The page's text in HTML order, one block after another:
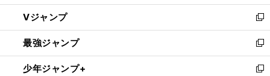
ウ
ィ
ン
ド
ウ
で
し
い
ウ
ィ
ン
ド
Vジャンプ
新
し
い
ウ
ィ
最強ジャンプ
新
し
い
少年ジャンプ+
新